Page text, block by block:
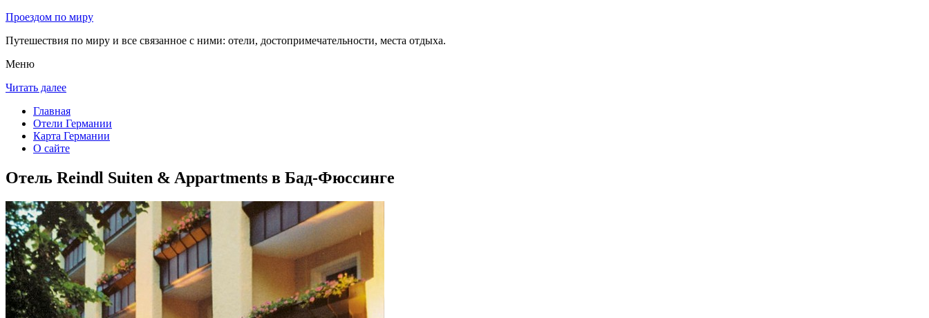
Проездом по миру
Путешествия по миру и все связанное с ними: отели, достопримечательности, места отдыха.
Меню
Читать далее
Главная
Отели Германии
Карта Германии
О сайте
Отель Reindl Suiten & Appartments в Бад-Фюссинге